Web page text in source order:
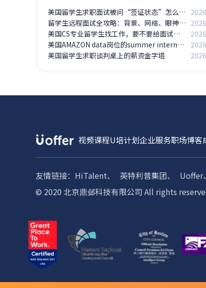
美国留学生求职面试被问“签证状态”怎么办？F-1学生的5个高频问题应答
留学生远程面试全攻略：背景、网络、眼神交流，这些细节决定成败
美国CS专业留学生找工作，要不要给面试官看你的GitHub
美国AMAZON data岗位的summer intern面经
美国留学生求职谈判桌上的薪资金字塔
视频课程U培计划企业服务职场博客
友情链接： HiTalent、 英特利普集团、 Uoffer、
© 2020 北京鼎邺科技有限公司 All rights